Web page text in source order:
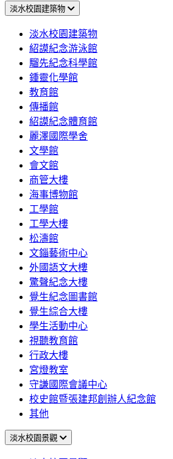
淡水校園建築物
淡水校園建築物
紹謨紀念游泳館
騮先紀念科學館
鍾靈化學館
教育館
傳播館
紹謨紀念體育館
麗澤國際學舍
文學館
會文館
商管大樓
海事博物館
工學館
工學大樓
松濤館
文錙藝術中心
外國語文大樓
驚聲紀念大樓
覺生紀念圖書館
覺生綜合大樓
學生活動中心
視聽教育館
行政大樓
宮燈教室
守謙國際會議中心
校史館暨張建邦創辦人紀念館
其他
淡水校園景觀